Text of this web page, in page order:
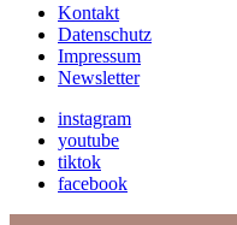
Kontakt
Datenschutz
Impressum
Newsletter
instagram
youtube
tiktok
facebook